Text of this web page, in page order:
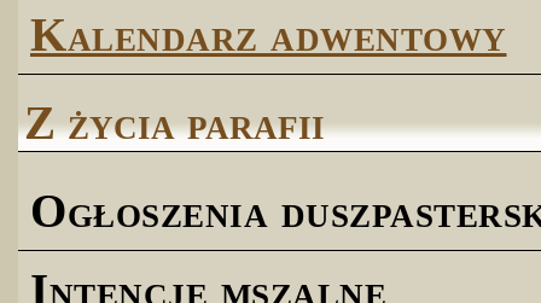
Kalendarz adwentowy
Z życia parafii
Ogłoszenia
Intencje mszalne